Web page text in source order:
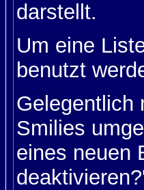
darstellt.
Um eine
benutzt
Gelegentlich
Smilies
eines neuen